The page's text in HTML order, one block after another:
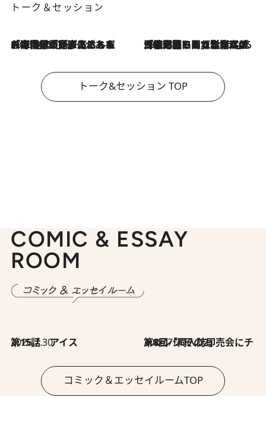
トーク＆セッション
2026.8.3
「今後値上げがあるとすれば…」「リスクがあるのは今年の冬」エネルギー専門家が語る、ホルムズ海峡封鎖が家庭にもたらす“ある心配” 2026.8.3
「住宅建てられない…」「サーチャージ料の高値が続いている」ホルムズ海峡封鎖による影響はいつまで続く？《エネルギー専門家に聞く“どうなる日本の暮らし”》
トーク&セッション TOP
COMIC & ESSAY
ROOM
2026.7.30
第15話 アイス 2026.7.30
第8回「同人誌即売会にチャレンジ その2」
コミック＆エッセイルームTOP